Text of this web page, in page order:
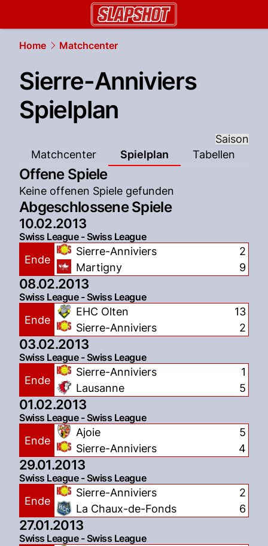
Home Matchcenter
Sierre-Anniviers
Spielplan
Saison
Matchcenter
Spielplan Tabellen
Offene Spiele
Keine offenen Spiele gefunden
Abgeschlossene Spiele
10.02.2013
Swiss League - Swiss League
Ende
Sierre-Anniviers
Martigny
2
9
08.02.2013
Swiss League - Swiss League
Ende
EHC Olten
Sierre-Anniviers
13
2
03.02.2013
Swiss League - Swiss League
Ende
Sierre-Anniviers
Lausanne
1
5
01.02.2013
Swiss League - Swiss League
Ende
Ajoie
Sierre-Anniviers
5
4
29.01.2013
Swiss League - Swiss League
Ende
Sierre-Anniviers
La Chaux-de-Fonds
2
6
27.01.2013
Swiss League - Swiss League